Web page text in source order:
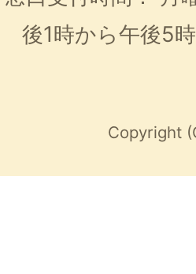
後1時から午後5
Copyright